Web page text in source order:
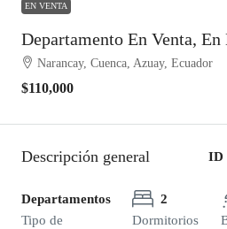
EN VENTA
Departamento En Venta, En
Narancay, Cuenca, Azuay, Ecuador
$110,000
Descripción general ID
Departamentos
Tipo de
2
Dormitorios